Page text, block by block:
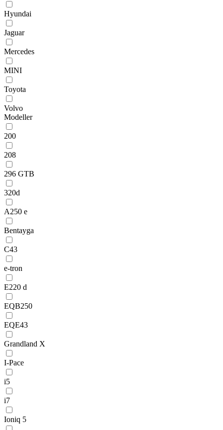
Hyundai
Jaguar
Mercedes
MINI
Toyota
Volvo
Modeller
200
208
296 GTB
320d
A250 e
Bentayga
C43
e-tron
E220 d
EQB250
EQE43
Grandland X
I-Pace
i5
i7
Ioniq 5